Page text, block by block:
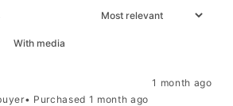
With media
1 month ago
• Purchased 1 month ago